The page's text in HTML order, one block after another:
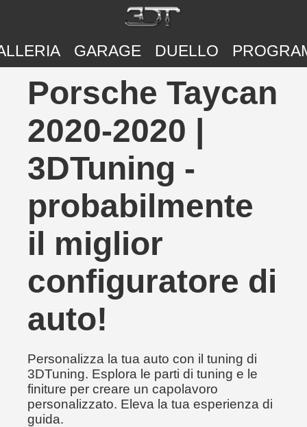
GARAGE DUELLO
Porsche Taycan
2020-2020 |
3DTuning -
probabilmente
il miglior
configuratore di
auto!
Personalizza la tua auto con il tuning di
3DTuning. Esplora le parti di tuning e le
finiture per creare un capolavoro
personalizzato. Eleva la tua esperienza di
guida.